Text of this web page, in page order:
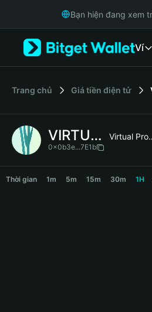
Русский
Italiano
简体中文
繁體中文
Bahasa Indonesia
Bạn hiện đang xem
Ví
‌Trang chủ Giá tiền điện tử
VIRTUAL
0x0b3e...7E1b
VIRTUAL Price Chart
Thời gian 1m 5m 15m 30m 1H